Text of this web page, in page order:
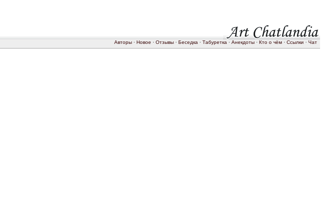
Авторы · Новое · Отзывы · Беседка · Табуретка · Анекдоты · Кто о чём · Ссылки · Чат